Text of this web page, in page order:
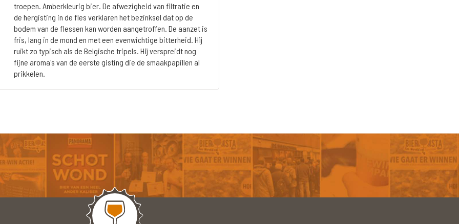
troepen. Amberkleurig bier. De afwezigheid van filtratie en
de hergisting in de fles verklaren het bezinksel dat op de
bodem van de flessen kan worden aangetroffen. De aanzet is
fris, lang in de mond en met een evenwichtige bitterheid. Hij
ruikt zo typisch als de Belgische tripels. Hij verspreidt nog
fijne aroma's van de eerste gisting die de smaakpapillen al
prikkelen.